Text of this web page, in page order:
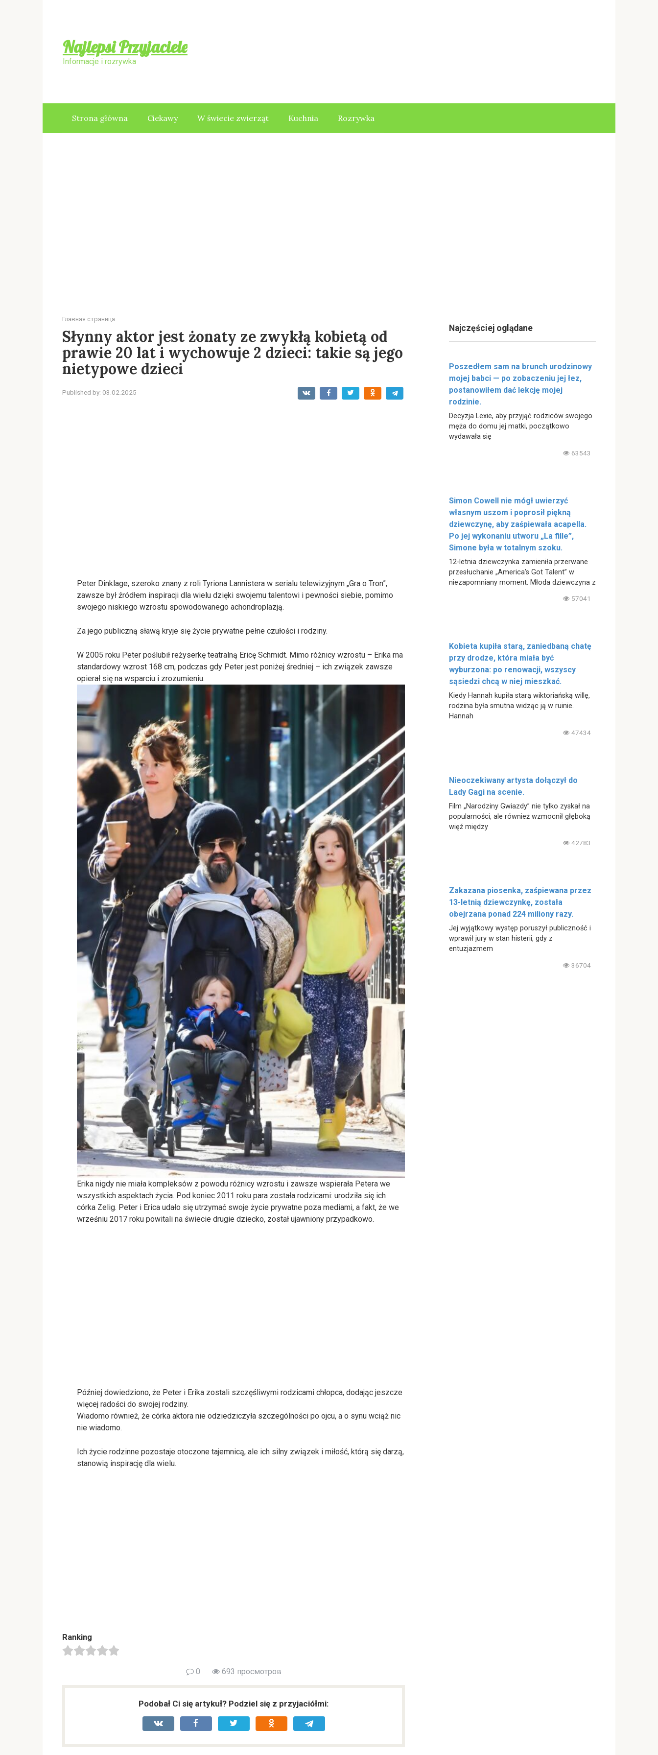
Najlepsi Przyjaciele
Informacje i rozrywka
Strona główna Ciekawy W świecie zwierząt Kuchnia Rozrywka
Главная страница
Słynny aktor jest żonaty ze zwykłą kobietą od
prawie 20 lat i wychowuje 2 dzieci: takie są jego
nietypowe dzieci
Published by: 03.02.2025
Peter Dinklage, szeroko znany z roli Tyriona Lannistera w serialu telewizyjnym „Gra o Tron”,
zawsze był źródłem inspiracji dla wielu dzięki swojemu talentowi i pewności siebie, pomimo
swojego niskiego wzrostu spowodowanego achondroplazją.
Za jego publiczną sławą kryje się życie prywatne pełne czułości i rodziny.
W 2005 roku Peter poślubił reżyserkę teatralną Ericę Schmidt. Mimo różnicy wzrostu – Erika ma
standardowy wzrost 168 cm, podczas gdy Peter jest poniżej średniej – ich związek zawsze
opierał się na wsparciu i zrozumieniu.
Erika nigdy nie miała kompleksów z powodu różnicy wzrostu i zawsze wspierała Petera we
wszystkich aspektach życia. Pod koniec 2011 roku para została rodzicami: urodziła się ich
córka Zelig. Peter i Erica udało się utrzymać swoje życie prywatne poza mediami, a fakt, że we
wrześniu 2017 roku powitali na świecie drugie dziecko, został ujawniony przypadkowo.
Później dowiedziono, że Peter i Erika zostali szczęśliwymi rodzicami chłopca, dodając jeszcze
więcej radości do swojej rodziny.
Wiadomo również, że córka aktora nie odziedziczyła szczególności po ojcu, a o synu wciąż nic
nie wiadomo.
Ich życie rodzinne pozostaje otoczone tajemnicą, ale ich silny związek i miłość, którą się darzą,
stanowią inspirację dla wielu.
Ranking
0 693 просмотров
Podobał Ci się artykuł? Podziel się z przyjaciółmi:
Najczęściej oglądane
Poszedłem sam na brunch urodzinowy
mojej babci — po zobaczeniu jej łez,
postanowiłem dać lekcję mojej
rodzinie.
Decyzja Lexie, aby przyjąć rodziców swojego
męża do domu jej matki, początkowo
wydawała się
63543
Simon Cowell nie mógł uwierzyć
własnym uszom i poprosił piękną
dziewczynę, aby zaśpiewała acapella.
Po jej wykonaniu utworu „La fille”,
Simone była w totalnym szoku.
12-letnia dziewczynka zamieniła przerwane
przesłuchanie „America’s Got Talent” w
niezapomniany moment. Młoda dziewczyna z
57041
Kobieta kupiła starą, zaniedbaną chatę
przy drodze, która miała być
wyburzona: po renowacji, wszyscy
sąsiedzi chcą w niej mieszkać.
Kiedy Hannah kupiła starą wiktoriańską willę,
rodzina była smutna widząc ją w ruinie.
Hannah
47434
Nieoczekiwany artysta dołączył do
Lady Gagi na scenie.
Film „Narodziny Gwiazdy” nie tylko zyskał na
popularności, ale również wzmocnił głęboką
więź między
42783
Zakazana piosenka, zaśpiewana przez
13-letnią dziewczynkę, została
obejrzana ponad 224 miliony razy.
Jej wyjątkowy występ poruszył publiczność i
wprawił jury w stan histerii, gdy z
entuzjazmem
36704